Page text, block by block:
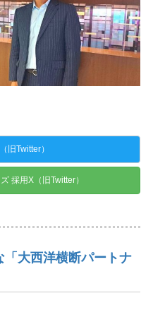
旧Twitter）
採用X（旧Twitter）
大西洋横断パートナ